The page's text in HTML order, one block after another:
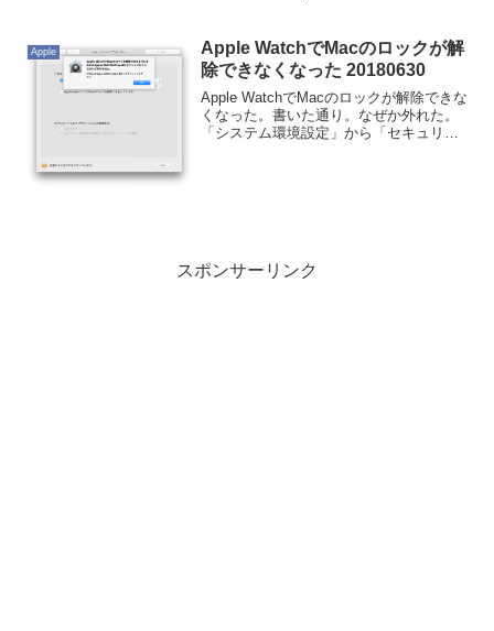
Apple
Apple WatchでMacのロックが解
除できなくなった 20180630
Apple WatchでMacのロックが解除できな
くなった。書いた通り。なぜか外れた。
「システム環境設定」から「セキュリテ
スポンサーリンク